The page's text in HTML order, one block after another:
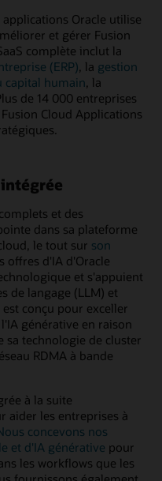
Oracle utilise
et gérer Fusion
complète inclut la
(ERP), la gestion
capital humain, la
de 14 000 entreprises
Cloud Applications
et des
dans sa plateforme
le tout sur son
offres d'IA d'Oracle
et s'appuient
de langage (LLM) et
conçu pour exceller
générative en raison
sa technologie de cluster
RDMA à bande
à la suite
aider les entreprises à
concevons nos
et d'IA générative pour
les workflows que les